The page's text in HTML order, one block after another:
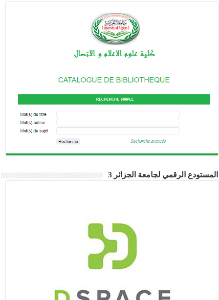
المستودع الرقمي لجامعة الجزائر 3